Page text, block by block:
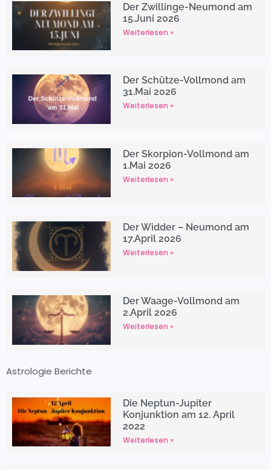
Der Zwillinge-Neumond am
15.Juni 2026
Weiterlesen »
Der Schütze-Vollmond am
31.Mai 2026
Weiterlesen »
Der Skorpion-Vollmond am
1.Mai 2026
Weiterlesen »
Der Widder – Neumond am
17.April 2026
Weiterlesen »
Der Waage-Vollmond am
2.April 2026
Weiterlesen »
Astrologie Berichte
Die Neptun-Jupiter
Konjunktion am 12. April
2022
Weiterlesen »